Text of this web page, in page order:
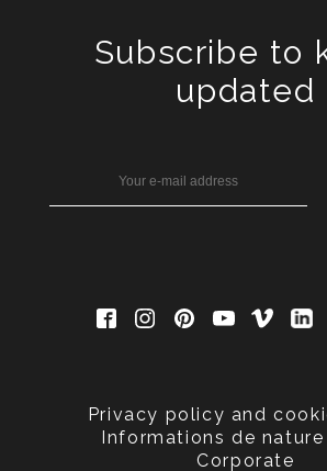
Subscribe to
updated
Privacy policy and
Informations de
Corporate